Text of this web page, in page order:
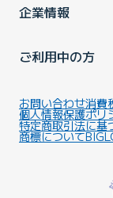
企業情報
ご利用中の方
お問い合わせ消費
個人情報保護ポリ
特定商取引法に基
商標について